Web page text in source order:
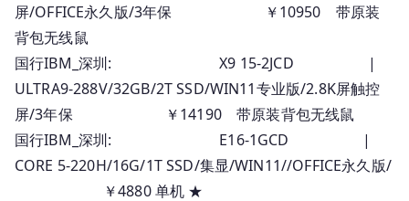
屏/OFFICE永久版/3年保 ￥10950 带原装
背包无线鼠
国行IBM_深圳: X9 15-2JCD |
ULTRA9-288V/32GB/2T SSD/WIN11专业版/2.8K屏触控
屏/3年保 ￥14190 带原装背包无线鼠
国行IBM_深圳: E16-1GCD |
CORE 5-220H/16G/1T SSD/集显/WIN11//OFFICE永久版/
￥4880 单机 ★